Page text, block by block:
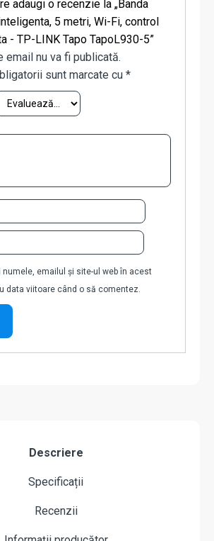
adaugi o recenzie la „Banda
5 metri, Wi-Fi, control
- TP-LINK Tapo TapoL930-5”
email nu va fi publicată.
sunt marcate cu *
numele, emailul și site-ul web în acest
data viitoare când o să comentez.
Descriere
Specificații
Recenzii